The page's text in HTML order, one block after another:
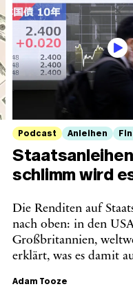
Podcast Anleihen
schlimm wird
Die Renditen auf
nach oben: in den
Großbritannien,
erklärt, was es damit
Adam Tooze